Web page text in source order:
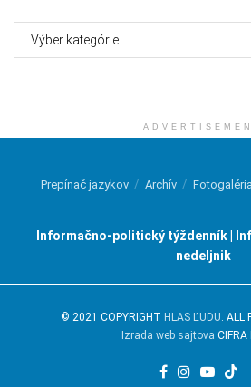
Prepínač jazykov Archív Fotogaléria
Informačno-politický týždenník |
nedeljnik
© 2021 COPYRIGHT HLAS ĽUDU . ALL
Izrada web sajtova CIFRA